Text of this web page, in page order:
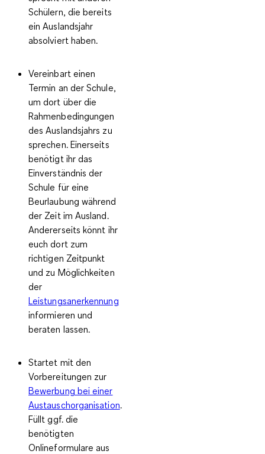
Schülern, die bereits
ein Auslandsjahr
absolviert haben.
Vereinbart einen
Termin an der Schule,
um dort über die
Rahmenbedingungen
des Auslandsjahrs zu
sprechen. Einerseits
benötigt ihr das
Einverständnis der
Schule für eine
Beurlaubung während
der Zeit im Ausland.
Andererseits könnt ihr
euch dort zum
richtigen Zeitpunkt
und zu Möglichkeiten
der
Leistungsanerkennung
informieren und
beraten lassen.
Startet mit den
Vorbereitungen zur
Bewerbung bei einer
Austauschorganisation.
Füllt ggf. die
benötigten
Onlineformulare aus